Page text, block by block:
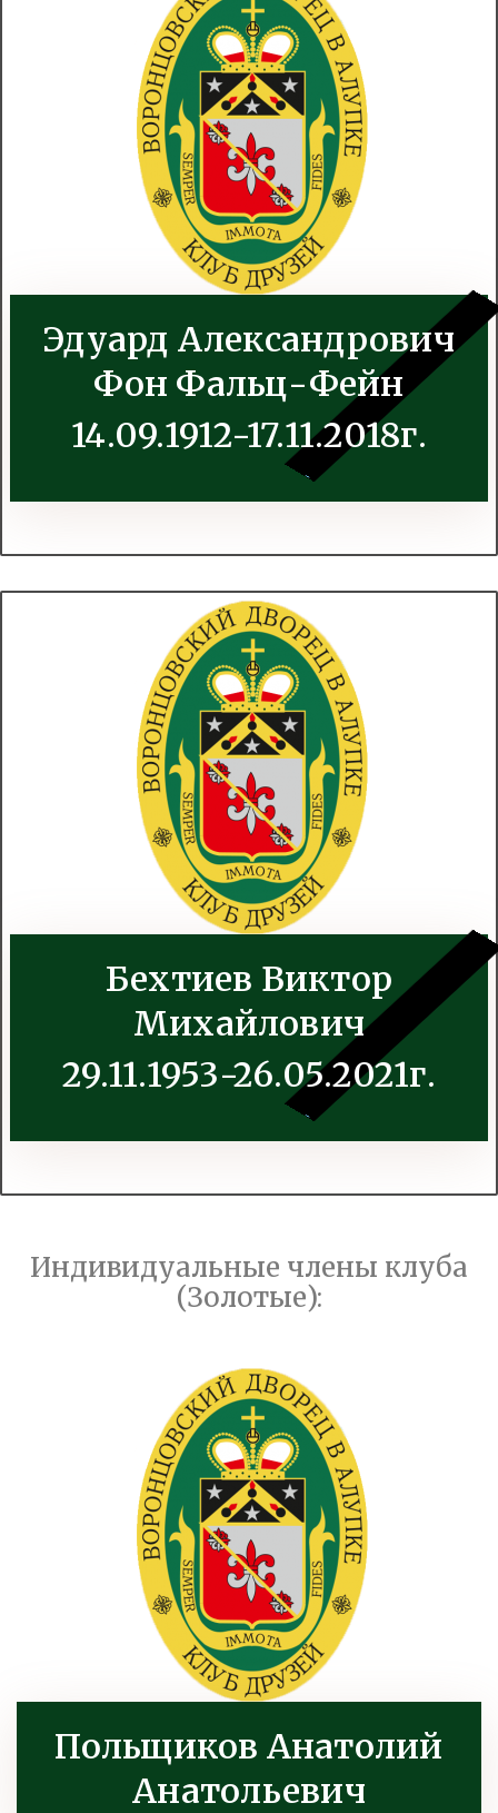
Эдуард Александрович
Фон Фальц-Фейн
14.09.1912-17.11.2018г.
.
Бехтиев Виктор
Михайлович
29.11.1953-26.05.2021г.
.
Индивидуальные члены клуба
(Золотые):
Польщиков Анатолий
Анатольевич